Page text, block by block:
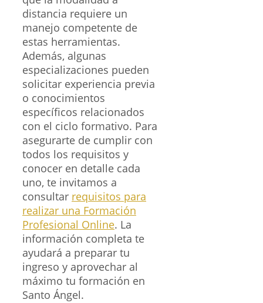
distancia requiere un
manejo competente de
estas herramientas.
Además, algunas
especializaciones pueden
solicitar experiencia previa
o conocimientos
específicos relacionados
con el ciclo formativo. Para
asegurarte de cumplir con
todos los requisitos y
conocer en detalle cada
uno, te invitamos a
consultar requisitos para
realizar una Formación
Profesional Online. La
información completa te
ayudará a preparar tu
ingreso y aprovechar al
máximo tu formación en
Santo Ángel.